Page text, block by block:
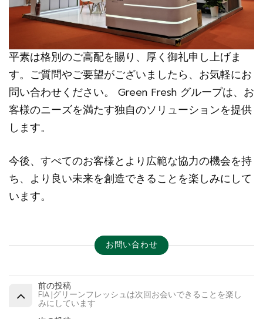
平素は格別のご高配を賜り、厚く御礼申し上げま
す。ご質問やご要望がございましたら、お気軽にお
問い合わせください。 Green Fresh グループは、お
客様のニーズを満たす独自のソリューションを提供
します。
今後、すべてのお客様とより広範な協力の機会を持
ち、より良い未来を創造できることを楽しみにして
います。
お問い合わせ
前の投稿
FIA |グリーンフレッシュは次回お会いできることを楽し
みにしています